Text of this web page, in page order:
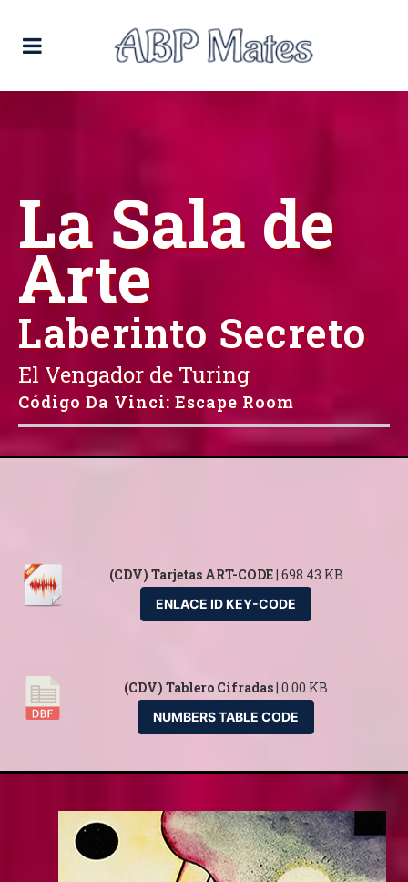
La Sala de
Arte
Laberinto Secreto
El Vengador de Turing
Código Da Vinci: Escape Room
(CDV) Tarjetas ART-CODE| 698.43 KB
ENLACE ID KEY-CODE
(CDV) Tablero Cifradas| 0.00 KB
NUMBERS TABLE CODE